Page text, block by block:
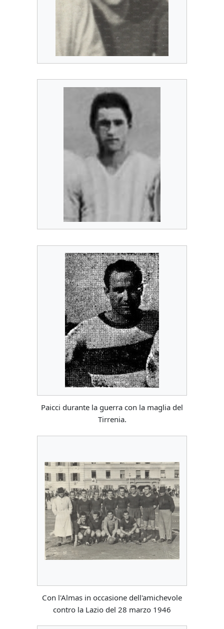
Paicci durante la guerra con la maglia del
Tirrenia.
Con l'Almas in occasione dell'amichevole
contro la Lazio del 28 marzo 1946